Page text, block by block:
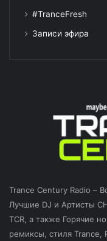
#TranceFresh
Записи эфира
Trance Century Radio –
Лучшие DJ и Артисты
TCR, а также Горячие
ремиксы, стиля Trance,